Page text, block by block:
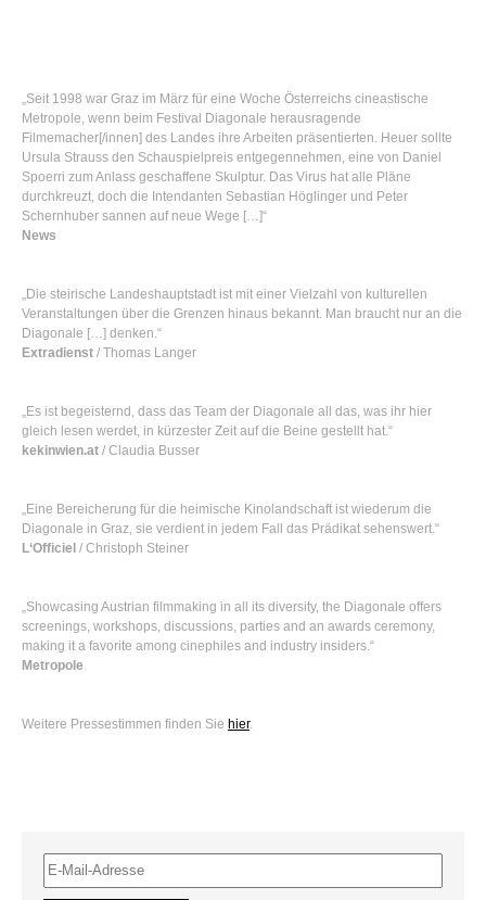
„Seit 1998 war Graz im März für eine Woche Österreichs cineastische
Metropole, wenn beim Festival Diagonale herausragende
Filmemacher[/innen] des Landes ihre Arbeiten präsentierten. Heuer sollte
Ursula Strauss den Schauspielpreis entgegennehmen, eine von Daniel
Spoerri zum Anlass geschaffene Skulptur. Das Virus hat alle Pläne
durchkreuzt, doch die Intendanten Sebastian Höglinger und Peter
Schernhuber sannen auf neue Wege […]“
News
„Die steirische Landeshauptstadt ist mit einer Vielzahl von kulturellen
Veranstaltungen über die Grenzen hinaus bekannt. Man braucht nur an die
Diagonale […] denken.“
Extradienst / Thomas Langer
„Es ist begeisternd, dass das Team der Diagonale all das, was ihr hier
gleich lesen werdet, in kürzester Zeit auf die Beine gestellt hat.“
kekinwien.at / Claudia Busser
„Eine Bereicherung für die heimische Kinolandschaft ist wiederum die
Diagonale in Graz, sie verdient in jedem Fall das Prädikat sehenswert.“
L‘Officiel / Christoph Steiner
„Showcasing Austrian filmmaking in all its diversity, the Diagonale offers
screenings, workshops, discussions, parties and an awards ceremony,
making it a favorite among cinephiles and industry insiders.“
Metropole
Weitere Pressestimmen finden Sie hier.